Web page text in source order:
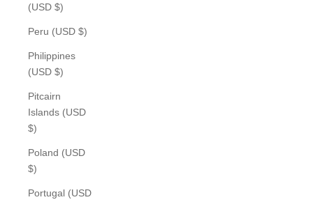
(USD $)
Peru (USD $)
Philippines
(USD $)
Pitcairn
Islands (USD
$)
Poland (USD
$)
Portugal (USD